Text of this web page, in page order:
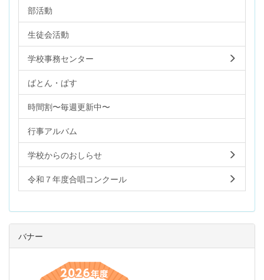
部活動
生徒会活動
学校事務センター
ばとん・ぱす
時間割〜毎週更新中〜
行事アルバム
学校からのおしらせ
令和７年度合唱コンクール
バナー